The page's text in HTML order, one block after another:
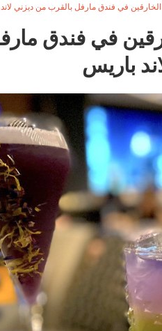
الخارقين في فندق مارفل بالقرب من ديزني
في فندق
باريس